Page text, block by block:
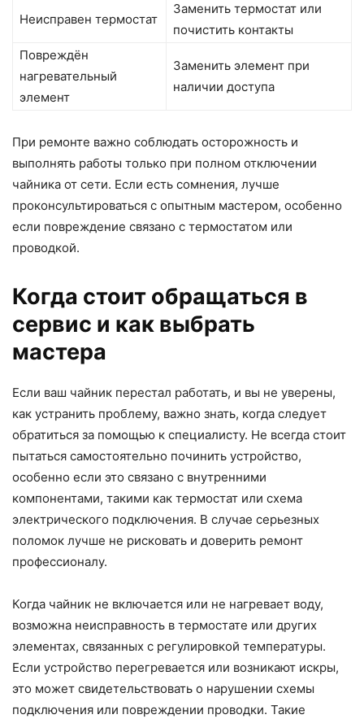
Неисправен термостат
Заменить термостат или
почистить контакты
Повреждён
нагревательный
элемент
Заменить элемент при
наличии доступа
При ремонте важно соблюдать осторожность и
выполнять работы только при полном отключении
чайника от сети. Если есть сомнения, лучше
проконсультироваться с опытным мастером, особенно
если повреждение связано с термостатом или
проводкой.
Когда стоит обращаться в
сервис и как выбрать
мастера
Если ваш чайник перестал работать, и вы не уверены,
как устранить проблему, важно знать, когда следует
обратиться за помощью к специалисту. Не всегда стоит
пытаться самостоятельно починить устройство,
особенно если это связано с внутренними
компонентами, такими как термостат или схема
электрического подключения. В случае серьезных
поломок лучше не рисковать и доверить ремонт
профессионалу.
Когда чайник не включается или не нагревает воду,
возможна неисправность в термостате или других
элементах, связанных с регулировкой температуры.
Если устройство перегревается или возникают искры,
это может свидетельствовать о нарушении схемы
подключения или повреждении проводки. Такие